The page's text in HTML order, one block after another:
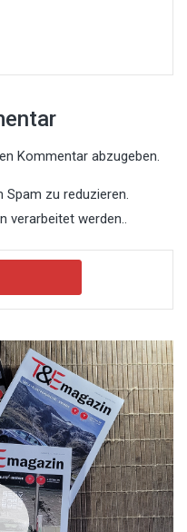
Kommentar abzugeben.
Spam zu reduzieren.
verarbeitet werden..